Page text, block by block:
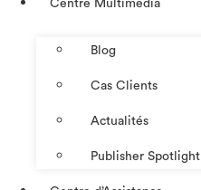
Centre Multimédia
Blog
Cas Clients
Actualités
Publisher Spotlight